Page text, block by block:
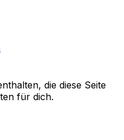
die diese Seite
für dich.